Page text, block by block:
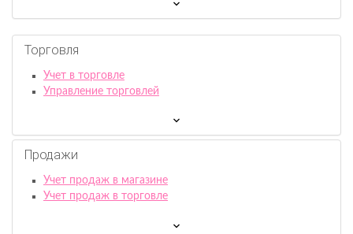
Торговля
Учет в торговле
Управление торговлей
Продажи
Учет продаж в магазине
Учет продаж в торговле